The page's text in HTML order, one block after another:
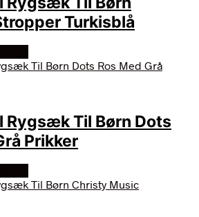
Turkisblå
Rygsæk Til Børn Dots
Prikker